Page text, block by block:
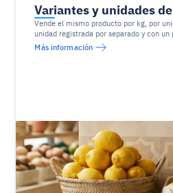
Variantes y unidades
Vende el mismo producto por kg, por
unidad registrada por separado y con un
Más información